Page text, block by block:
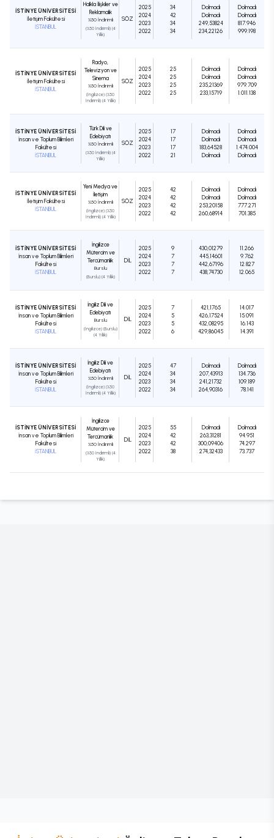
İSTİNYE ÜNİVERSİTESİ
İletişim Fakültesi
İSTANBUL
Halkla İlişkiler ve
Reklamcılık
%50 İndirimli
(%50 İndirimli) (4
Yıllık)
SÖZ
2025
2024
2023
2022
34
42
34
34
Dolmadı
Dolmadı
249,53824
234,22126
Dolmadı
Dolmadı
817.946
999.198
İSTİNYE ÜNİVERSİTESİ
İletişim Fakültesi
İSTANBUL
Radyo,
Televizyon ve
Sinema
%50 İndirimli
(İngilizce) (%50
İndirimli) (4 Yıllık)
SÖZ
2025
2024
2023
2022
25
25
25
25
Dolmadı
Dolmadı
235,21369
233,15719
Dolmadı
Dolmadı
979.709
1.011.138
İSTİNYE ÜNİVERSİTESİ
İnsan ve Toplum Bilimleri
Fakültesi
İSTANBUL
Türk Dili ve
Edebiyatı
%50 İndirimli
(%50 İndirimli) (4
Yıllık)
SÖZ
2025
2024
2023
2022
17
17
17
21
Dolmadı
Dolmadı
183,64528
Dolmadı
Dolmadı
Dolmadı
1.474.004
Dolmadı
İSTİNYE ÜNİVERSİTESİ
İletişim Fakültesi
İSTANBUL
Yeni Medya ve
İletişim
%50 İndirimli
(İngilizce) (%50
İndirimli) (4 Yıllık)
SÖZ
2025
2024
2023
2022
42
42
42
42
Dolmadı
Dolmadı
253,20158
260,68914
Dolmadı
Dolmadı
777.271
701.385
İSTİNYE ÜNİVERSİTESİ
İnsan ve Toplum Bilimleri
Fakültesi
İSTANBUL
İngilizce
Mütercim ve
Tercümanlık
Burslu
(Burslu) (4 Yıllık)
DIL
2025
2024
2023
2022
9
7
7
7
430,01279
445,14601
442,67196
438,74730
11.266
9.762
12.827
12.065
İSTİNYE ÜNİVERSİTESİ
İnsan ve Toplum Bilimleri
Fakültesi
İSTANBUL
İngiliz Dili ve
Edebiyatı
Burslu
(İngilizce) (Burslu)
(4 Yıllık)
DIL
2025
2024
2023
2022
7
5
5
6
421,1765
426,17524
432,08295
429,86045
14.017
15.091
16.143
14.391
İSTİNYE ÜNİVERSİTESİ
İnsan ve Toplum Bilimleri
Fakültesi
İSTANBUL
İngiliz Dili ve
Edebiyatı
%50 İndirimli
(İngilizce) (%50
İndirimli) (4 Yıllık)
DIL
2025
2024
2023
2022
47
34
34
34
Dolmadı
207,43913
241,21732
264,90316
Dolmadı
134.736
109.189
78.141
İSTİNYE ÜNİVERSİTESİ
İnsan ve Toplum Bilimleri
Fakültesi
İSTANBUL
İngilizce
Mütercim ve
Tercümanlık
%50 İndirimli
(%50 İndirimli) (4
Yıllık)
DIL
2025
2024
2023
2022
55
42
42
38
Dolmadı
263,31281
300,09406
274,32433
Dolmadı
94.951
74.297
73.737